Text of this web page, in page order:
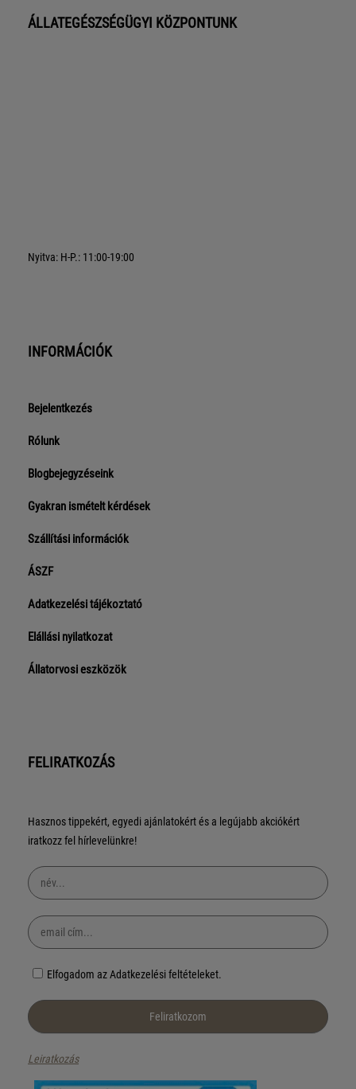
ÁLLATEGÉSZSÉGÜGYI KÖZPONTUNK
Nyitva: H-P.: 11:00-19:00
INFORMÁCIÓK
Bejelentkezés
Rólunk
Blogbejegyzéseink
Gyakran ismételt kérdések
Szállítási információk
ÁSZF
Adatkezelési tájékoztató
Elállási nyilatkozat
Állatorvosi eszközök
FELIRATKOZÁS
Hasznos tippekért, egyedi ajánlatokért és a legújabb akciókért
iratkozz fel hírlevelünkre!
Elfogadom az Adatkezelési feltételeket.
Leiratkozás